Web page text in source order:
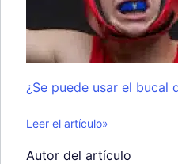
¿Se puede usar el bucal
Leer el artículo»
Autor del artículo